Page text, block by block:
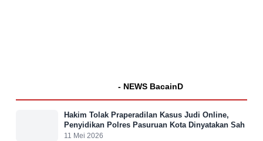
- NEWS BacainD
Hakim Tolak Praperadilan Kasus Judi Online,
Penyidikan Polres Pasuruan Kota Dinyatakan Sah
11 Mei 2026